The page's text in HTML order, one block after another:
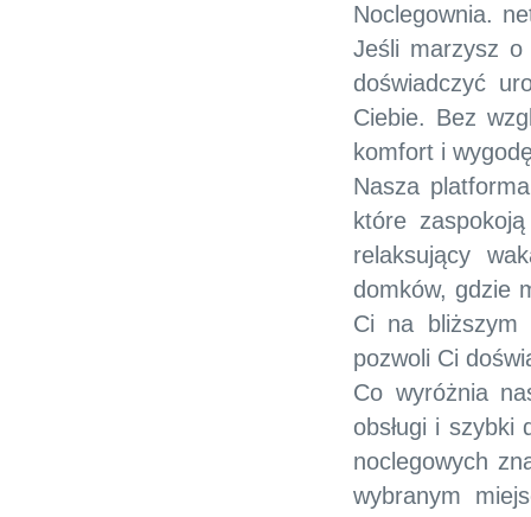
Noclegownia.
Jeśli marzysz o
doświadczyć
Ciebie. Bez
komfort i
Nasza
które
relaksujący
domków, gdzie
Ci na bliższym
pozwoli Ci
Co wyróżnia
obsługi i
noclegowych
wybranym